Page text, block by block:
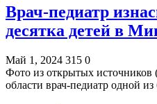
Врач-педиатр
десятка детей в
Май 1, 2024 315 0
Фото из открытых
области врач-педиатр одной